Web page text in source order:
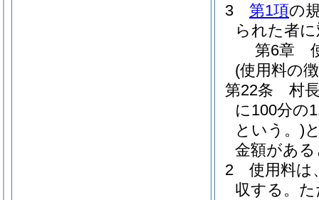
3
第1項の
られた者
第6章
(使用料の
第22条
村
に100分の
という。)
金額があ
2
使用料は
収する。